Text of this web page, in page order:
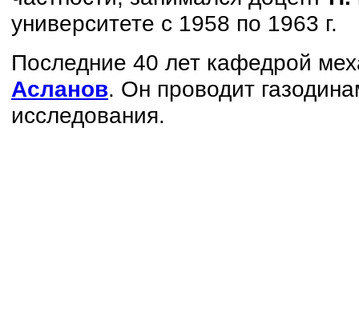
университете с 1958 по 1963 г.
Последние 40 лет кафедрой
Асланов. Он проводит
исследования.